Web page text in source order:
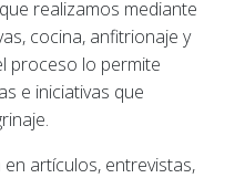
realizamos mediante
cocina, anfitrionaje y
proceso lo permite
e iniciativas que
artículos, entrevistas,